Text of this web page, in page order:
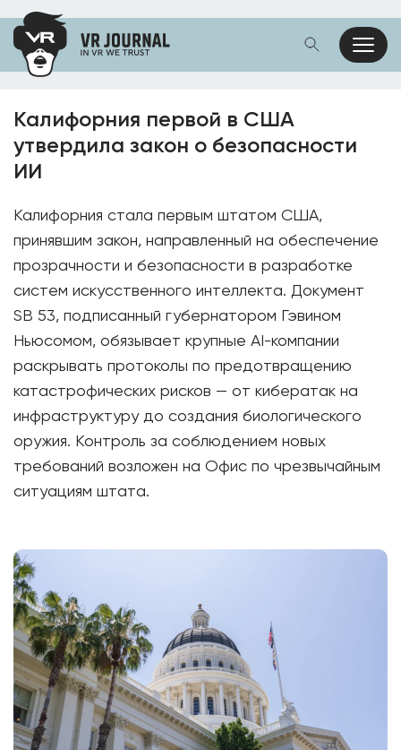
Калифорния первой в США
утвердила закон о безопасности
ИИ
Калифорния стала первым штатом США,
принявшим закон, направленный на обеспечение
прозрачности и безопасности в разработке
систем искусственного интеллекта. Документ
SB 53, подписанный губернатором Гэвином
Ньюсомом, обязывает крупные AI-компании
раскрывать протоколы по предотвращению
катастрофических рисков — от кибератак на
инфраструктуру до создания биологического
оружия. Контроль за соблюдением новых
требований возложен на Офис по чрезвычайным
ситуациям штата.